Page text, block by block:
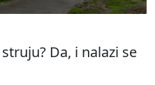
Da, i nalazi se